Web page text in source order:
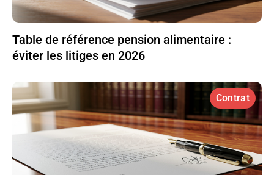
Table de référence pension alimentaire :
éviter les litiges en 2026
Contrat